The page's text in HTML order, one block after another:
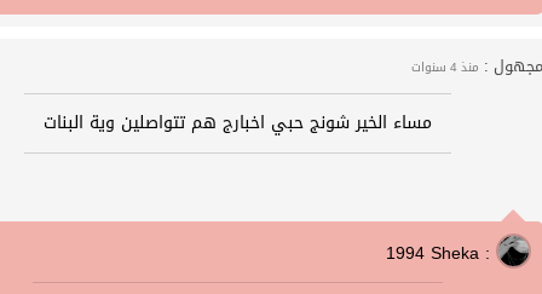
مجهول : منذ 4 سنوات
مساء الخير شونج حبي اخبارج هم تتواصلين وية البنات
1994 Sheka :